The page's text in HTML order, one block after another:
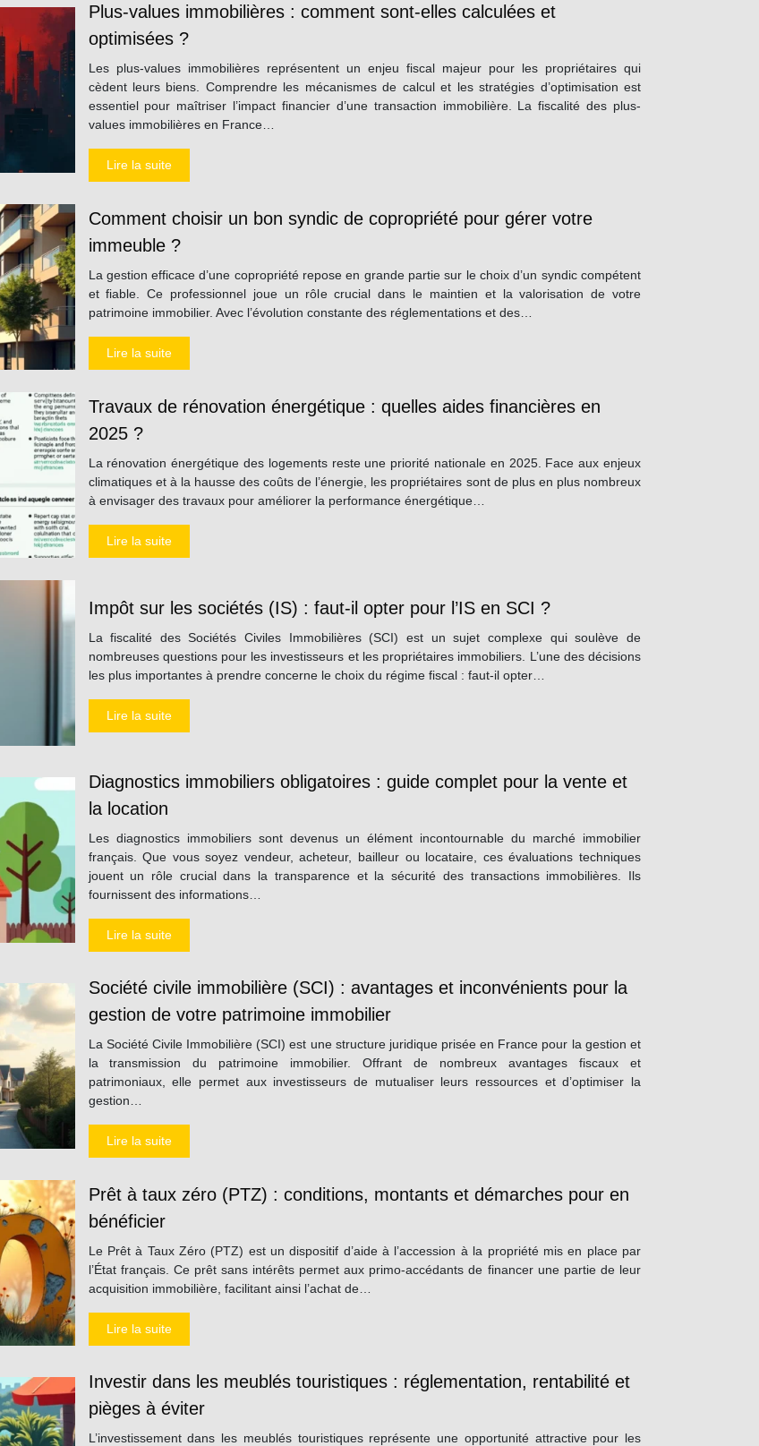
Plus-values immobilières : comment sont-elles calculées et
optimisées ?
Les plus-values immobilières représentent un enjeu fiscal majeur pour les propriétaires qui
cèdent leurs biens. Comprendre les mécanismes de calcul et les stratégies d’optimisation est
essentiel pour maîtriser l’impact financier d’une transaction immobilière. La fiscalité des plus-
values immobilières en France…
Lire la suite
Comment choisir un bon syndic de copropriété pour gérer votre
immeuble ?
La gestion efficace d’une copropriété repose en grande partie sur le choix d’un syndic compétent
et fiable. Ce professionnel joue un rôle crucial dans le maintien et la valorisation de votre
patrimoine immobilier. Avec l’évolution constante des réglementations et des…
Lire la suite
Travaux de rénovation énergétique : quelles aides financières en
2025 ?
La rénovation énergétique des logements reste une priorité nationale en 2025. Face aux enjeux
climatiques et à la hausse des coûts de l’énergie, les propriétaires sont de plus en plus nombreux
à envisager des travaux pour améliorer la performance énergétique…
Lire la suite
Impôt sur les sociétés (IS) : faut-il opter pour l’IS en SCI ?
La fiscalité des Sociétés Civiles Immobilières (SCI) est un sujet complexe qui soulève de
nombreuses questions pour les investisseurs et les propriétaires immobiliers. L’une des décisions
les plus importantes à prendre concerne le choix du régime fiscal : faut-il opter…
Lire la suite
Diagnostics immobiliers obligatoires : guide complet pour la vente et
la location
Les diagnostics immobiliers sont devenus un élément incontournable du marché immobilier
français. Que vous soyez vendeur, acheteur, bailleur ou locataire, ces évaluations techniques
jouent un rôle crucial dans la transparence et la sécurité des transactions immobilières. Ils
fournissent des informations…
Lire la suite
Société civile immobilière (SCI) : avantages et inconvénients pour la
gestion de votre patrimoine immobilier
La Société Civile Immobilière (SCI) est une structure juridique prisée en France pour la gestion et
la transmission du patrimoine immobilier. Offrant de nombreux avantages fiscaux et
patrimoniaux, elle permet aux investisseurs de mutualiser leurs ressources et d’optimiser la
gestion…
Lire la suite
Prêt à taux zéro (PTZ) : conditions, montants et démarches pour en
bénéficier
Le Prêt à Taux Zéro (PTZ) est un dispositif d’aide à l’accession à la propriété mis en place par
l’État français. Ce prêt sans intérêts permet aux primo-accédants de financer une partie de leur
acquisition immobilière, facilitant ainsi l’achat de…
Lire la suite
Investir dans les meublés touristiques : réglementation, rentabilité et
pièges à éviter
L’investissement dans les meublés touristiques représente une opportunité attractive pour les